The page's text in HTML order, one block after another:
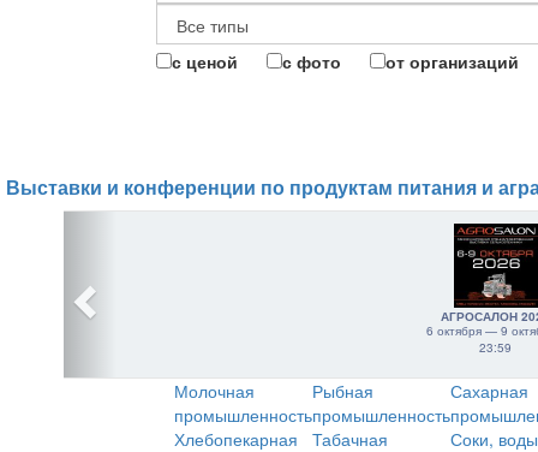
с ценой с фото от организаций
Выставки и конференции по продуктам питания и
АГРОСАЛОН
6 октября — 9
23:59
Молочная
промышленность
Рыбная
промышленность
Сахарная
Хлебопекарная
Табачная
Соки,